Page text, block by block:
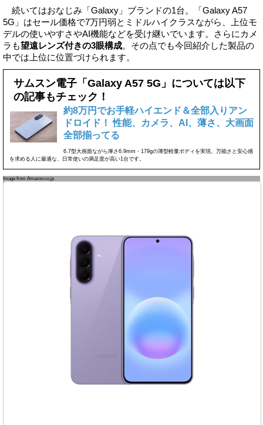
続いてはおなじみ「Galaxy」ブランドの1台。「Galaxy A57
5G」はセール価格で7万円弱とミドルハイクラスながら、上位モ
デルの使いやすさやAI機能などを受け継いでいます。さらにカメ
ラも望遠レンズ付きの3眼構成。その点でも今回紹介した製品の
中では上位に位置づけられます。
サムスン電子「Galaxy A57 5G」については以下
の記事もチェック！
約8万円でお手軽ハイエンド＆全部入りアン
ドロイド！ 性能、カメラ、AI、薄さ、大画面
全部揃ってる
6.7型大画面ながら厚さ6.9mm・179gの薄型軽量ボディを実現。万能さと安心感
を求める人に最適な、日常使いの満足度が高い1台です。
Image from Amazon.co.jp